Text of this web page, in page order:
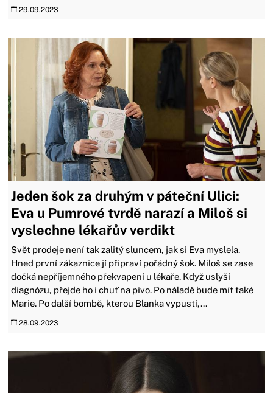
29.09.2023
Jeden šok za druhým v páteční Ulici:
Eva u Pumrové tvrdě narazí a Miloš si
vyslechne lékařův verdikt
Svět prodeje není tak zalitý sluncem, jak si Eva myslela.
Hned první zákaznice jí připraví pořádný šok. Miloš se zase
dočká nepříjemného překvapení u lékaře. Když uslyší
diagnózu, přejde ho i chuť na pivo. Po náladě bude mít také
Marie. Po další bombě, kterou Blanka vypustí,...
28.09.2023